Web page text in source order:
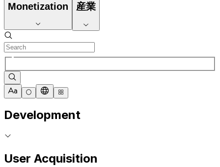
Monetization 産業
Development
User Acquisition